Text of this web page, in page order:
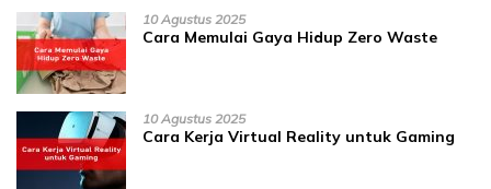
10 Agustus 2025
Cara Memulai Gaya Hidup Zero Waste
10 Agustus 2025
Cara Kerja Virtual Reality untuk Gaming